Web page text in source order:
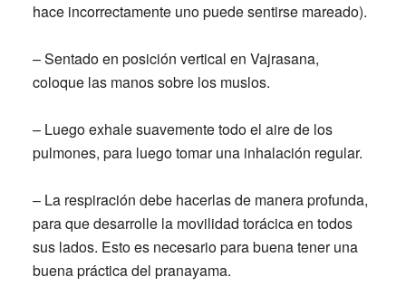
hace incorrectamente uno puede sentirse mareado).
– Sentado en posición vertical en Vajrasana,
coloque las manos sobre los muslos.
– Luego exhale suavemente todo el aire de los
pulmones, para luego tomar una inhalación regular.
– La respiración debe hacerlas de manera profunda,
para que desarrolle la movilidad torácica en todos
sus lados. Esto es necesario para buena tener una
buena práctica del pranayama.